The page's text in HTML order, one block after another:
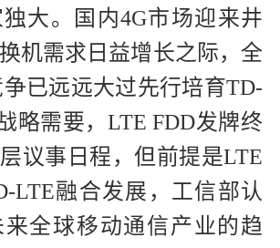
大。国内4G市场迎来井
机需求日益增长之际，全
争已远远大过先行培育TD-
略需要，LTE FDD发牌终
议事日程，但前提是LTE
LTE融合发展，工信部认
全球移动通信产业的趋